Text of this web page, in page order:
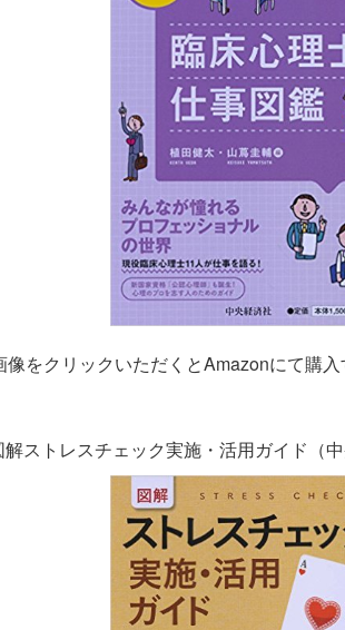
像をクリックいただくとAmazonにて購入
解ストレスチェック実施・活用ガイド（